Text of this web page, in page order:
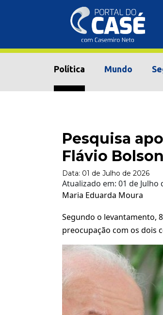
Política Mundo
Pesquisa
Flávio
Data: 01 de Julho de 2026
Atualizado em: 01 de Julho
Maria Eduarda Moura
Segundo o levantamento,
preocupação com os dois